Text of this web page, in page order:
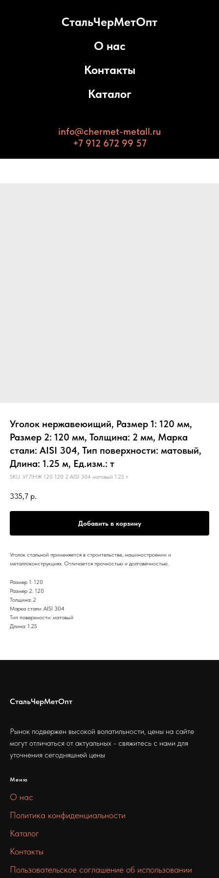
СтальЧерМетОпт
О нас
Контакты
Каталог
info@chermet-metall.ru
+7 912 672 99 57
Уголок нержавеюищий, Размер 1: 120 мм,
Размер 2: 120 мм, Толщина: 2 мм, Марка
стали: AISI 304, Тип поверхности: матовый,
Длина: 1.25 м, Ед.изм.: т
SKU: УГЛНЖ 120 120 2 AISI 304 матовый 1.25 т
335,7 р.
Добавить в корзину
Уголок стальной применяется в строительстве, машиностроении и
металлоконструкциях. Отличается прочностью и долговечностью.
Размер 1: 120
Размер 2: 120
Толщина: 2
Марка стали: AISI 304
Тип поверхности: матовый
Длина: 1.25
СтальЧерМетОпт
Рынок подвержен высокой волатильности, цены на сайте
могут отличаться от актуальных - свяжитесь с нами для
уточнения сегодняшней цены
Меню
О нас
Политика конфиденциальности
Каталог
Контакты
Пользовательское соглашение об использовании